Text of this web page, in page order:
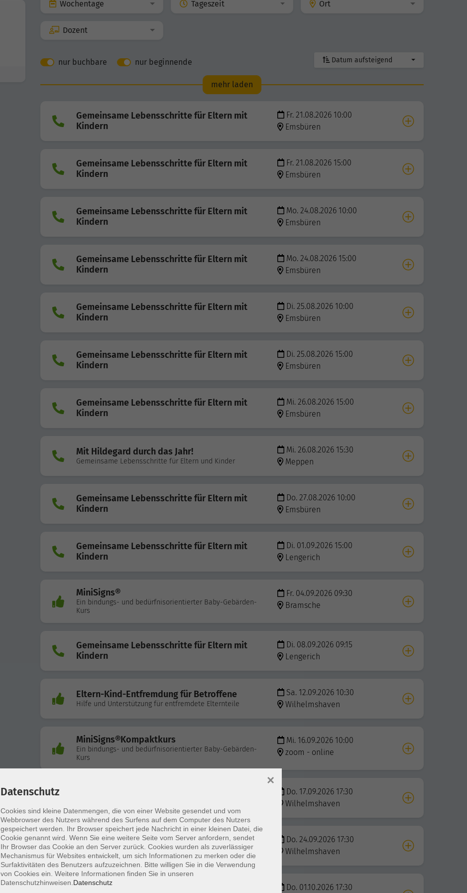
Wochentage Tageszeit Ort
Dozent
nur buchbare nur beginnende Datum aufsteigend
mehr laden
Gemeinsame Lebensschritte für Eltern mit
Kindern
Fr. 21.08.2026 10:00
Emsbüren
Gemeinsame Lebensschritte für Eltern mit
Kindern
Fr. 21.08.2026 15:00
Emsbüren
Gemeinsame Lebensschritte für Eltern mit
Kindern
Mo. 24.08.2026 10:00
Emsbüren
Gemeinsame Lebensschritte für Eltern mit
Kindern
Mo. 24.08.2026 15:00
Emsbüren
Gemeinsame Lebensschritte für Eltern mit
Kindern
Di. 25.08.2026 10:00
Emsbüren
Gemeinsame Lebensschritte für Eltern mit
Kindern
Di. 25.08.2026 15:00
Emsbüren
Gemeinsame Lebensschritte für Eltern mit
Kindern
Mi. 26.08.2026 15:00
Emsbüren
Mit Hildegard durch das Jahr!
Gemeinsame Lebensschritte für Eltern und Kinder
Mi. 26.08.2026 15:30
Meppen
Gemeinsame Lebensschritte für Eltern mit
Kindern
Do. 27.08.2026 10:00
Emsbüren
Gemeinsame Lebensschritte für Eltern mit
Kindern
Di. 01.09.2026 15:00
Lengerich
MiniSigns®
Ein bindungs- und bedürfnisorientierter Baby-Gebärden-
Kurs
Fr. 04.09.2026 09:30
Bramsche
Gemeinsame Lebensschritte für Eltern mit
Kindern
Di. 08.09.2026 09:15
Lengerich
Eltern-Kind-Entfremdung für Betroffene
Hilfe und Unterstützung für entfremdete Elternteile
Sa. 12.09.2026 10:30
Wilhelmshaven
MiniSigns®Kompaktkurs
Ein bindungs- und bedürfnisorientierter Baby-Gebärden-
Kurs
Mi. 16.09.2026 10:00
zoom - online
Do. 17.09.2026 17:30
Wilhelmshaven
Eltern-Kind-Entfremdung für Betroffene
Die Folgen des Traumas von EKE für (Groß)Eltern
Do. 24.09.2026 17:30
Wilhelmshaven
Eltern-Kind-Entfremdung für Betroffene
Do. 01.10.2026 17:30
Datenschutz
Cookies sind kleine Datenmengen, die von einer Website gesendet und vom
Webbrowser des Nutzers während des Surfens auf dem Computer des Nutzers
gespeichert werden. Ihr Browser speichert jede Nachricht in einer kleinen Datei, die
Cookie genannt wird. Wenn Sie eine weitere Seite vom Server anfordern, sendet
Ihr Browser das Cookie an den Server zurück. Cookies wurden als zuverlässiger
Mechanismus für Websites entwickelt, um sich Informationen zu merken oder die
Surfaktivitäten des Benutzers aufzuzeichnen. Bitte willigen Sie in die Verwendung
von Cookies ein. Weitere Informationen finden Sie in unseren
Datenschutzhinweisen. Datenschutz
×